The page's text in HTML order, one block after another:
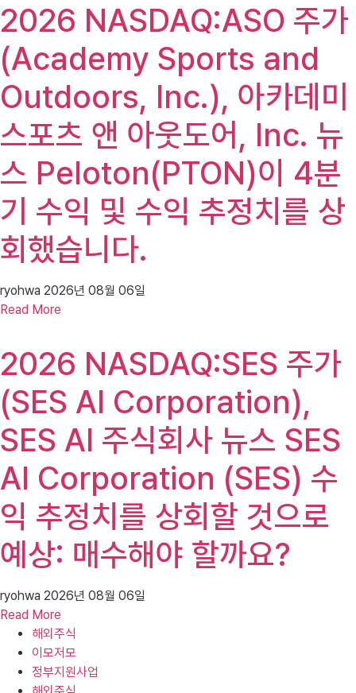
2026 NASDAQ:ASO 주가
(Academy Sports and
Outdoors, Inc.), 아카데미
스포츠 앤 아웃도어, Inc. 뉴
스 Peloton(PTON)이 4분
기 수익 및 수익 추정치를 상
회했습니다.
ryohwa 2026년 08월 06일
Read More
2026 NASDAQ:SES 주가
(SES AI Corporation),
SES AI 주식회사 뉴스 SES
AI Corporation (SES) 수
익 추정치를 상회할 것으로
예상: 매수해야 할까요?
ryohwa 2026년 08월 06일
Read More
해외주식
이모저모
정부지원사업